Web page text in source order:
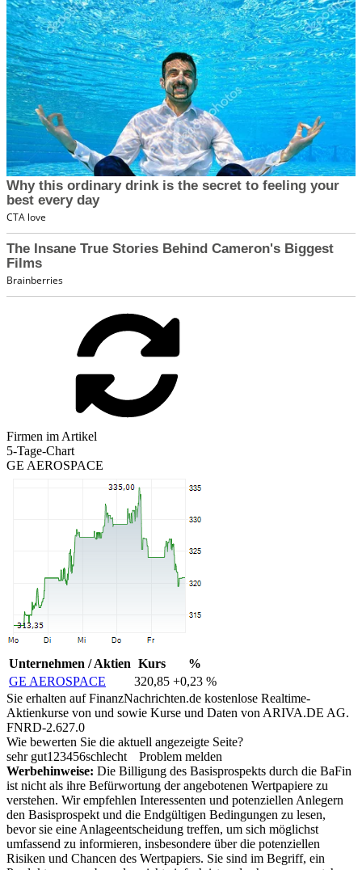
Firmen im Artikel
5-Tage-Chart
GE AEROSPACE
Unternehmen / Aktien Kurs
%
GE AEROSPACE
320,85 +0,23 %
Sie erhalten auf FinanzNachrichten.de kostenlose Realtime-
Aktienkurse von und sowie Kurse und Daten von ARIVA.DE AG.
FNRD-2.627.0
Wie bewerten Sie die aktuell angezeigte Seite?
sehr gut1 23456schlecht
Problem melden
Werbehinweise: Die Billigung des Basisprospekts durch die BaFin
ist nicht als ihre Befürwortung der angebotenen Wertpapiere zu
verstehen. Wir empfehlen Interessenten und potenziellen Anlegern
den Basisprospekt und die Endgültigen Bedingungen zu lesen,
bevor sie eine Anlageentscheidung treffen, um sich möglichst
umfassend zu informieren, insbesondere über die potenziellen
Risiken und Chancen des Wertpapiers. Sie sind im Begriff, ein